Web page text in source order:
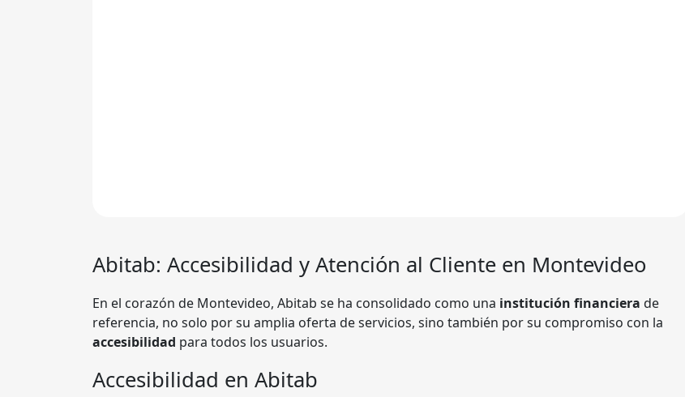
Abitab: Accesibilidad y Atención al Cliente en Montevideo
En el corazón de Montevideo, Abitab se ha consolidado como una institución financiera de
referencia, no solo por su amplia oferta de servicios, sino también por su compromiso con la
accesibilidad para todos los usuarios.
Accesibilidad en Abitab